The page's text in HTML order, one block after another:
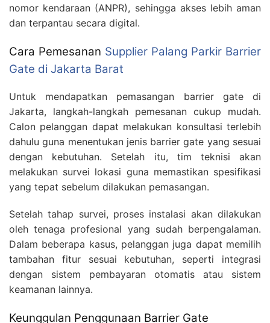
nomor kendaraan (ANPR), sehingga akses lebih aman
dan terpantau secara digital.
Cara Pemesanan Supplier Palang Parkir Barrier
Gate di Jakarta Barat
Untuk mendapatkan pemasangan barrier gate di
Jakarta, langkah-langkah pemesanan cukup mudah.
Calon pelanggan dapat melakukan konsultasi terlebih
dahulu guna menentukan jenis barrier gate yang sesuai
dengan kebutuhan. Setelah itu, tim teknisi akan
melakukan survei lokasi guna memastikan spesifikasi
yang tepat sebelum dilakukan pemasangan.
Setelah tahap survei, proses instalasi akan dilakukan
oleh tenaga profesional yang sudah berpengalaman.
Dalam beberapa kasus, pelanggan juga dapat memilih
tambahan fitur sesuai kebutuhan, seperti integrasi
dengan sistem pembayaran otomatis atau sistem
keamanan lainnya.
Keunggulan Penggunaan Barrier Gate